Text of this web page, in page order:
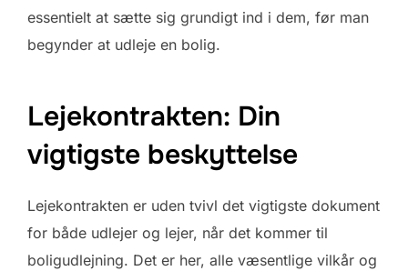
essentielt at sætte sig grundigt ind i dem, før man
begynder at udleje en bolig.
Lejekontrakten: Din
vigtigste beskyttelse
Lejekontrakten er uden tvivl det vigtigste dokument
for både udlejer og lejer, når det kommer til
boligudlejning. Det er her, alle væsentlige vilkår og